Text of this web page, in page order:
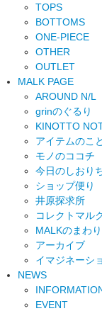
TOPS
BOTTOMS
ONE-PIECE
OTHER
OUTLET
MALK PAGE
AROUND N/L
grinのぐるり
KINOTTO
アイテムのこと
モノのココチ
今日のしおり
ショップ便り
井原探求所
コレクトマル
MALKのまわり
アーカイブ
イマジネーシ
NEWS
EVENT